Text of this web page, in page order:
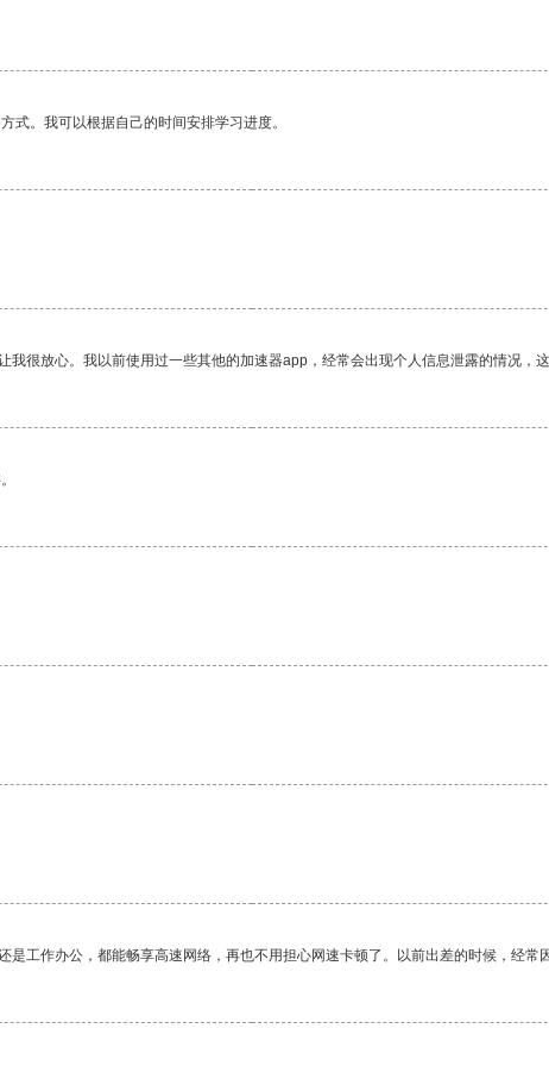
式。我可以根据自己的时间安排学习进度。
很放心。我以前使用过一些其他的加速器app，经常会出现个人信息泄露的情况，这
工作办公，都能畅享高速网络，再也不用担心网速卡顿了。以前出差的时候，经